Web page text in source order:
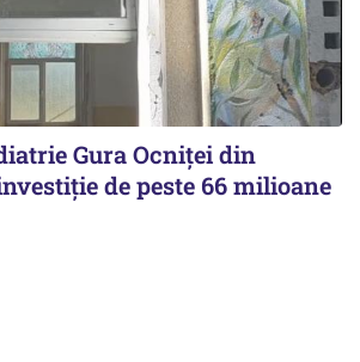
Gura Ocniței din
de peste 66 milioane